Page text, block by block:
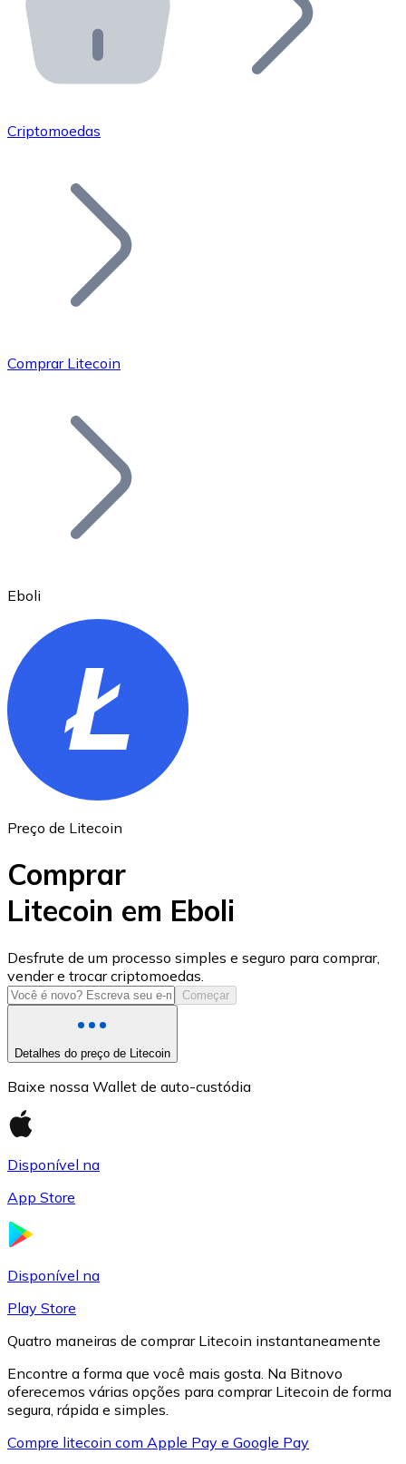
API Bitnovo
Integre nossa API no seu ecossistema.
Junte-se à nossa rede de revendedores e comercialize
Adicione o token do seu projeto ao nosso serviço de
Bitcoin
Ethereum
ETH
USD Coin
USDC
Criptomoedas
Comprar Litecoin
Eboli
Preço de Litecoin
Comprar
Litecoin em Eboli
Desfrute de um processo simples e seguro para comprar,
vender e trocar criptomoedas.
Começar
Detalhes do preço de Litecoin
Baixe nossa Wallet de auto-custódia
Disponível na
App Store
Disponível na
Play Store
Quatro maneiras de comprar Litecoin instantaneamente
Encontre a forma que você mais gosta. Na Bitnovo
oferecemos várias opções para comprar Litecoin de forma
segura, rápida e simples.
Compre litecoin com Apple Pay e Google Pay